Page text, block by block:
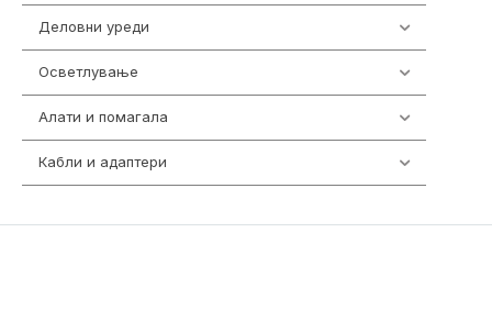
Деловни уреди
Осветлување
Алати и помагала
Кабли и адаптери